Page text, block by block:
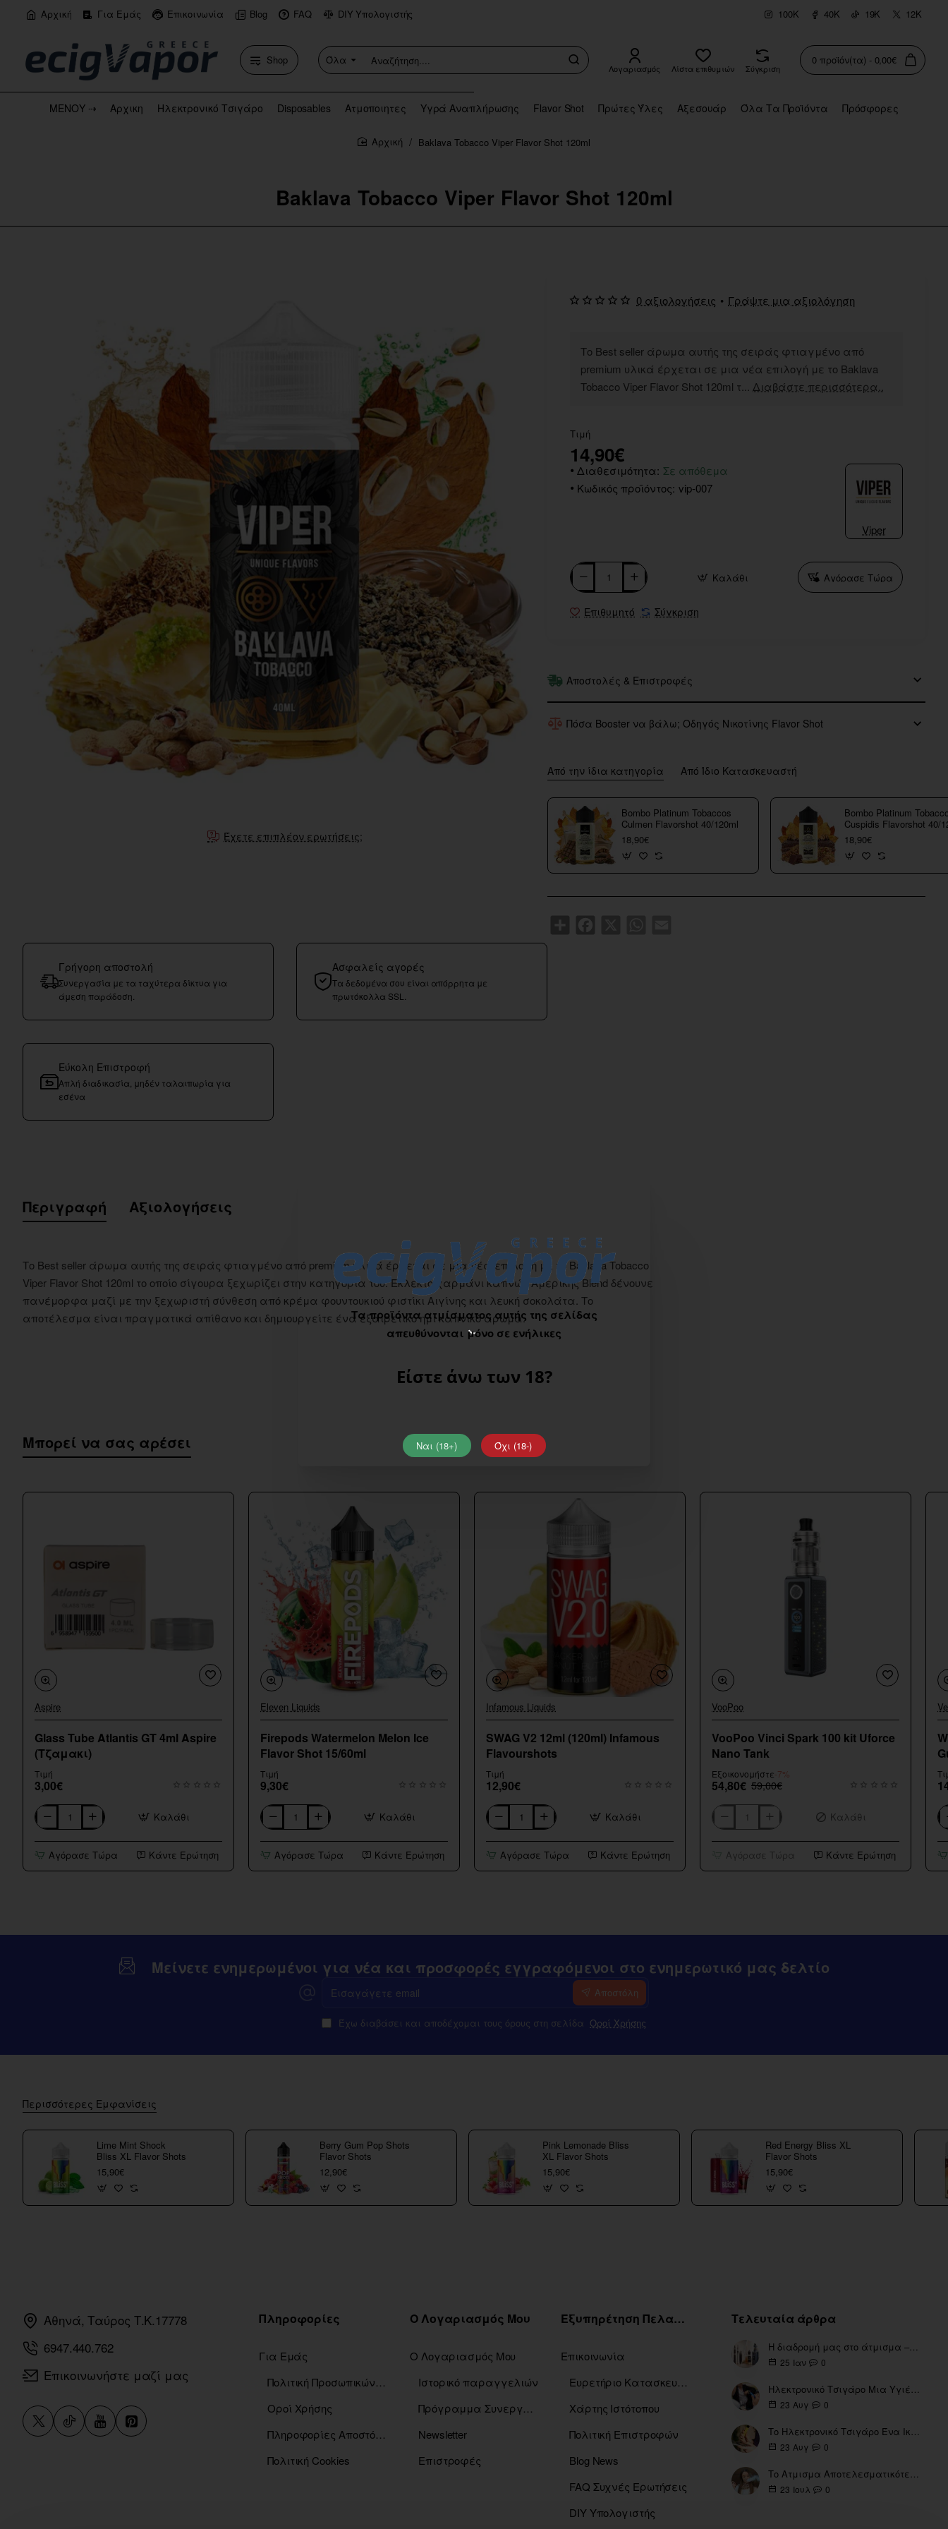
Τα προϊόντα ατμίσματος αυτής της σελίδας
απευθύνονται μόνο σε ενήλικες
Είστε άνω των 18?
Ναι (18+) Όχι (18-)
Αρχική Για Εμάς Επικοινωνία Blog FAQ DIY Υπολογιστής 100K 40K 19K 12K
Shop Όλα
Αναζήτηση.... Λογαριασμός Λίστα επιθυμιών Σύγκριση
0 προϊόν(τα) - 0,00€
ΜΕΝΟΥ ⇢ Αρχικη Ηλεκτρονικό Τσιγάρο Disposables Ατμοποιητες Υγρά Αναπλήρωσης Flavor Shot Πρώτες Ύλες Αξεσουάρ Όλα Τα Προϊόντα Πρόσφορες
Baklava Tobacco Viper Flavor Shot 120ml
home
Baklava Tobacco Viper Flavor Shot 120ml
Έχετε επιπλέον ερωτήσεις;
Γρήγορη αποστολή
Συνεργασία με τα ταχύτερα δίκτυα για
άμεση παράδοση.
Ασφαλείς αγορές
Τα δεδομένα σου είναι απόρρητα με
πρωτόκολλα SSL.
Εύκολη Επιστροφή
Απλή διαδικασία, μηδέν ταλαιπωρία για
εσένα
Το Best seller άρωμα αυτής της σειράς φτιαγμένο από
premium υλικά έρχεται σε μια νέα επιλογή με το Baklava
Tobacco Viper Flavor Shot 120ml τ... Διαβάστε περισσότερα..
0 αξιολογήσεις • Γράψτε μια αξιολόγηση
Τιμή
14,90€
Διαθεσιμότητα: Σε απόθεμα
Κωδικός προϊόντος: vip-007
Viper
Καλάθι Αγόρασε Τώρα
Επιθυμητό Σύγκριση
Αποστολές & Επιστροφές
Πόσα Booster να βάλω; Οδηγός Νικοτίνης Flavor Shot
Από την ίδια κατηγορία Από Ίδιο Κατασκευαστή
Bombo Platinum Tobaccos
Culmen Flavorshot 40/120ml
18,90€
Bombo Platinum
Cuspidis Flavorshot 40/
18,90€
Περιγραφή Αξιολογήσεις
Το Best seller άρωμα αυτής της σειράς φτιαγμένο από premium υλικά έρχεται σε μια νέα επιλογή με το Baklava Tobacco
Viper Flavor Shot 120ml το οποίο σίγουρα ξεχωρίζει στην κατηγορία του. Εκλεκτό χαρμάνι καπνών Αμερικής Blend δένουνε
πανέμορφα μαζί με την ξεχωριστή σύνθεση από κρέμα φουντουκιού φιστίκι Αιγίνης και λευκή σοκολάτα. Το
αποτέλεσμα είναι πραγματικά απίθανο και δημιουργείτε ένα εξαιρετικό ημι καπνικό άρωμα.
Μπορεί να σας αρέσει
Aspire
Glass Tube Atlantis GT 4ml Aspire
(Τζαμακι)
Τιμή
3,00€
Glass
Tube
Atlantis
GT
Καλάθι
Αγόρασε Τώρα Κάντε Ερώτηση
Eleven Liquids
Firepods Watermelon Melon Ice
Flavor Shot 15/60ml
Τιμή
9,30€
Firepods
Watermelon
Melon
Ice
Καλάθι
Αγόρασε Τώρα Κάντε Ερώτηση
Infamous Liquids
SWAG V2 12ml (120ml) Infamous
Flavourshots
Τιμή
12,90€
SWAG
V2
12ml
(120ml)
Καλάθι
Αγόρασε Τώρα Κάντε Ερώτηση
Εξαντληθηκε
VooPoo
VooPoo Vinci Spark 100 kit Uforce
Nano Tank
Εξοικονομήστε-7%
54,80€ 59,00€
VooPoo
Vinci
Spark
Καλάθι
Αγόρασε Τώρα Κάντε Ερώτηση
Μείνετε ενημερωμένοι για νέα και προσφορές εγγραφόμενοι στο ενημερωτικό μας δελτίο
email
Αποστόλη
Έχω διαβάσει και αποδέχομαι τους όρους στη σελίδα Οροί Χρήσης
Περισσότερες Εμφανίσεις
Lime Mint Shock
Bliss XL Flavor Shots
15,90€
Berry Gum Pop Shots
Flavor Shots
12,90€
Pink Lemonade Bliss
XL Flavor Shots
15,90€
Red Energy Bliss XL
Flavor Shots
15,90€
Αθηνά, Ταύρος Τ.Κ.17778
6947.440.762
Επικοινωνήστε μαζί μας
Πληροφορίες
Για Εμάς
Πολιτική Προσωπικών Δεδομένων
Οροί Χρήσης
Πληροφορίες Αποστόλης
Πολιτική Cookies
Ο Λογαριασμός Μου
Ο Λογαριασμός Μου
Ιστορικό παραγγελιών
Πρόγραμμα Συνεργατών
Newsletter
Επιστροφές
Εξυπηρέτηση Πελατών
Επικοινωνία
Ευρετήριο Κατασκευαστών
Χάρτης Ιστότοπου
Πολιτική Επιστροφών
Blog News
FAQ Συχνές Ερωτήσεις
DIY Υπολογιστής
Τελευταία άρθρα
Η διαδρομή μας στο άτμισμα – Από τα πρώτα eGo έως τη σύγχρονη εποχή
25 Ιαν 0
Ηλεκτρονικό Τσιγάρο Μια Υγιέστερη Επιλογή
23 Αυγ 0
Το Ηλεκτρονικό Τσιγάρο Ένα Ικανό Εργαλείο για τη Διακοπή του Καπνίσματος
23 Αυγ 0
Το Ατμισμα Αποτελεσματικότερο μέσω για την διακοπή Καπνίσματος
23 Ιουλ 0